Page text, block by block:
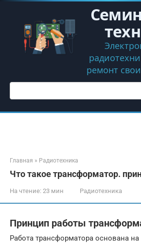
Перейти
контенту
ремонт
Поиск:
Главная » Радиотехника
Что такое трансформатор.
На чтение: 23 мин Радиотехника
Принцип работы
Работа трансформатора основана